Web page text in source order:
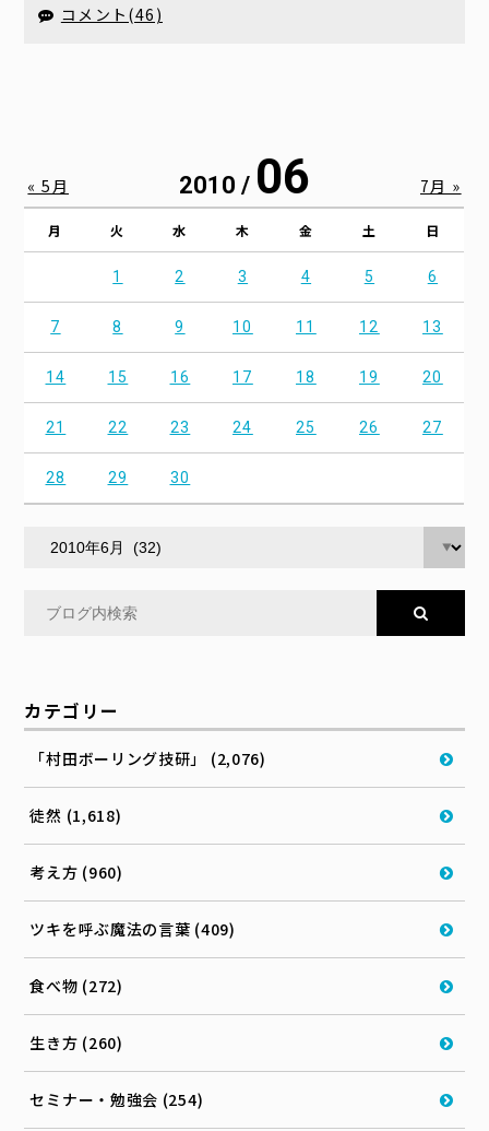
コメント(46)
2010 / 06
月 火 水 木 金 土 日
1 2 3 4 5 6
7 8 9 10 11 12 13
14 15 16 17 18 19 20
21 22 23 24 25 26 27
28 29 30
« 5月 7月 »
カテゴリー
「村田ボーリング技研」 (2,076)
徒然 (1,618)
考え方 (960)
ツキを呼ぶ魔法の言葉 (409)
食べ物 (272)
生き方 (260)
セミナー・勉強会 (254)